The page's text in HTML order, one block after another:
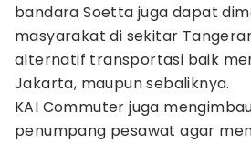
bandara Soetta juga dapat
masyarakat di sekitar
alternatif transportasi baik
Jakarta, maupun sebaliknya.
KAI Commuter juga
penumpang pesawat agar